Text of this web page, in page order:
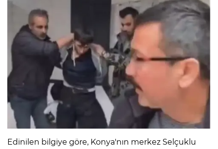
Edinilen bilgiye göre, Konya'nın merkez Selçuklu